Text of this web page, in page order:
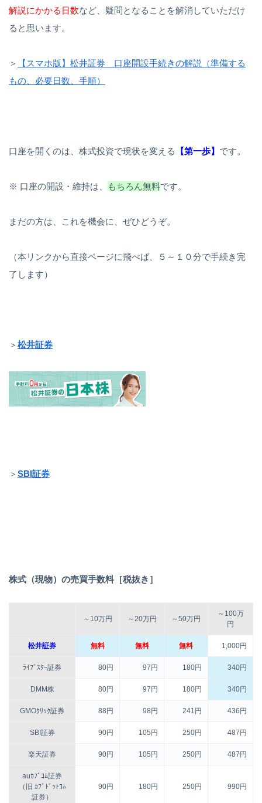
解説にかかる日数など、疑問となることを解消していただけ
ると思います。
＞
【スマホ版】松井証券 口座開設手続きの解説（準備する
もの、必要日数、手順）
口座を開くのは、株式投資で現状を変える 【第一歩】 です。
※ 口座の開設・維持は、 もちろん無料です。
まだの方は、これを機会に、ぜひどうぞ。
（本リンクから直接ページに飛べば、５～１０分で手続き完
了します）
＞ 松井証券
＞ SBI証券
株式（現物）の売買手数料［税抜き］
～10万円 ～20万円 ～50万円
～100万
円
松井証券 無料 無料 無料 1,000円
ﾗｲﾌﾞｽﾀｰ証券 80円 97円 180円 340円
DMM株 80円 97円 180円 340円
GMOｸﾘｯｸ証券 88円 98円 241円 436円
SBI証券 90円 105円 250円 487円
楽天証券 90円 105円 250円 487円
auｶﾌﾞｺﾑ証券
（旧 ｶﾌﾞﾄﾞｯﾄｺﾑ
証券）
90円 180円 250円 990円